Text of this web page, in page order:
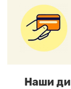
Наши